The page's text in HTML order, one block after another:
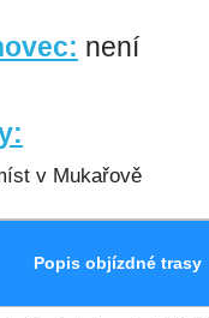
: není
v Mukařově
Popis objízdné trasy